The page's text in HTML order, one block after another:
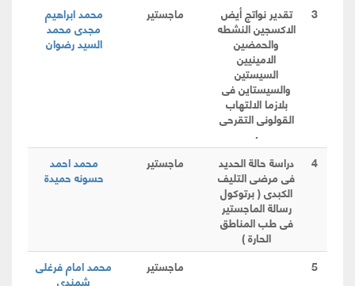
3 تقدير نواتج أيض
الاكسجين النشطه
والحمضين
الامينيين
السيستين
والسيستاين فى
بلازما الالتهاب
القولونى التقرحى
.
ماجستير محمد ابراهيم
مجدى محمد
السيد رضوان
4 دراسة حالة الحديد
فى مرضى التليف
الكبدى ( برتوكول
رسالة الماجستير
فى طب المناطق
الحارة )
ماجستير محمد احمد
حسونه حميدة
5 ماجستير محمد امام فرغلى
شمندى